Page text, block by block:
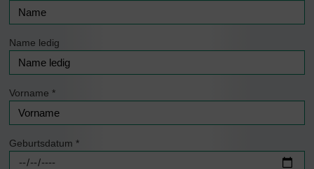
Name ledig
Vorname *
Geburtsdatum *